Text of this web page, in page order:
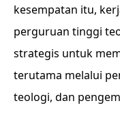
kesempatan itu,
perguruan tinggi
strategis untuk
terutama melalui
teologi, dan